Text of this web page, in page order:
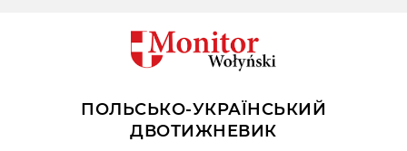
ПОЛЬСЬКО-УКРАЇНСЬКИЙ
ДВОТИЖНЕВИК